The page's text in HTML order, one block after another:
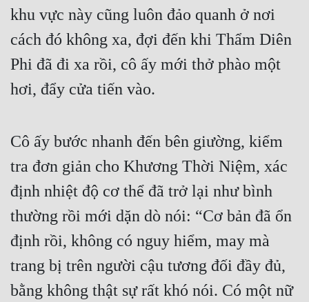
khu vực này cũng luôn đảo quanh ở nơi
cách đó không xa, đợi đến khi Thẩm Diên
Phi đã đi xa rồi, cô ấy mới thở phào một
hơi, đẩy cửa tiến vào.
Cô ấy bước nhanh đến bên giường, kiểm
tra đơn giản cho Khương Thời Niệm, xác
định nhiệt độ cơ thể đã trở lại như bình
thường rồi mới dặn dò nói: “Cơ bản đã ổn
định rồi, không có nguy hiểm, may mà
trang bị trên người cậu tương đối đầy đủ,
bằng không thật sự rất khó nói. Có một nữ